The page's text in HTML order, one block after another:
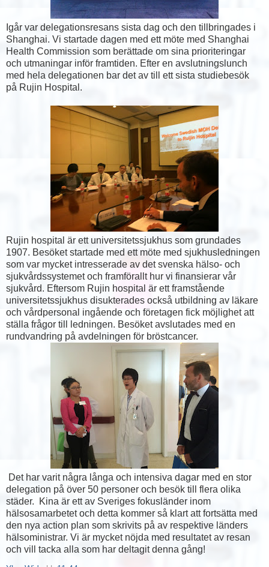
Igår var delegationsresans sista dag och den tillbringades i
Shanghai. Vi startade dagen med ett möte med Shanghai
Health Commission som berättade om sina prioriteringar
och utmaningar inför framtiden. Efter en avslutningslunch
med hela delegationen bar det av till ett sista studiebesök
på Rujin Hospital.
Rujin hospital är ett universitetssjukhus som grundades
1907. Besöket startade med ett möte med sjukhusledningen
som var mycket intresserade av det svenska hälso- och
sjukvårdssystemet och framförallt hur vi finansierar vår
sjukvård. Eftersom Rujin hospital är ett framstående
universitetssjukhus disukterades också utbildning av läkare
och vårdpersonal ingående och företagen fick möjlighet att
ställa frågor till ledningen. Besöket avslutades med en
rundvandring på avdelningen för bröstcancer.
Det har varit några långa och intensiva dagar med en stor
delegation på över 50 personer och besök till flera olika
städer. Kina är ett av Sveriges fokusländer inom
hälsosamarbetet och detta kommer så klart att fortsätta med
den nya action plan som skrivits på av respektive länders
hälsoministrar. Vi är mycket nöjda med resultatet av resan
och vill tacka alla som har deltagit denna gång!